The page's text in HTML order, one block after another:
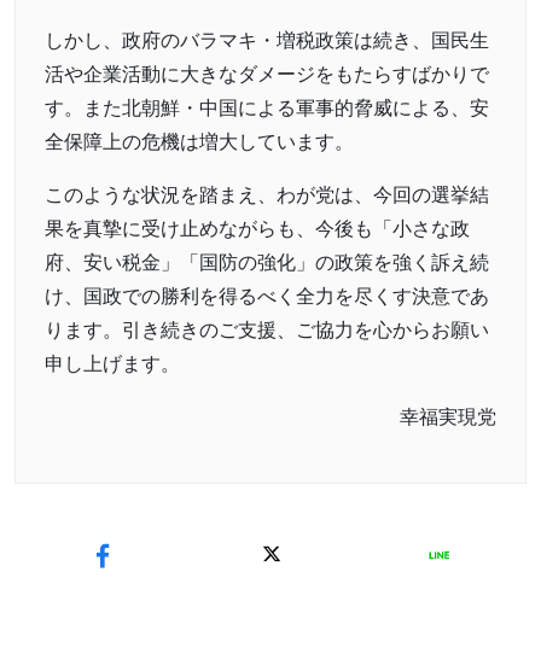
しかし、政府のバラマキ・増税政策は続き、国民生
活や企業活動に大きなダメージをもたらすばかりで
す。また北朝鮮・中国による軍事的脅威による、安
全保障上の危機は増大しています。
このような状況を踏まえ、わが党は、今回の選挙結
果を真摯に受け止めながらも、今後も「小さな政
府、安い税金」「国防の強化」の政策を強く訴え続
け、国政での勝利を得るべく全力を尽くす決意であ
ります。引き続きのご支援、ご協力を心からお願い
申し上げます。
幸福実現党